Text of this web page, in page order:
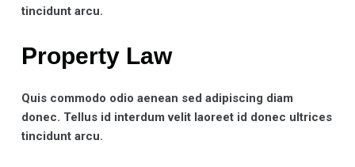
tincidunt arcu.
Property Law​
Quis commodo odio aenean sed adipiscing diam
donec. Tellus id interdum velit laoreet id donec ultrices
tincidunt arcu.